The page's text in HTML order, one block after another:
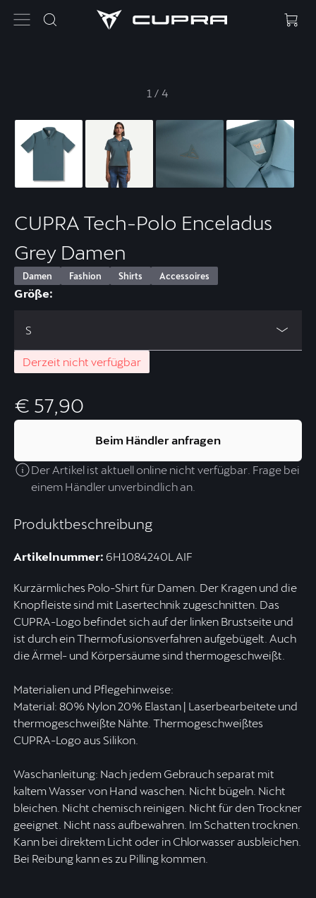
1 /4
Produktbeschreibung
Artikelnummer: 6H1084240L AIF
Kurzärmliches Polo-Shirt für Damen. Der Kragen und die
Knopfleiste sind mit Lasertechnik zugeschnitten. Das
CUPRA-Logo befindet sich auf der linken Brustseite und
ist durch ein Thermofusionsverfahren aufgebügelt. Auch
die Ärmel- und Körpersäume sind thermogeschweißt.
Materialien und Pflegehinweise:
Material: 80% Nylon 20% Elastan | Laserbearbeitete und
thermogeschweißte Nähte. Thermogeschweißtes
CUPRA-Logo aus Silikon.
Waschanleitung: Nach jedem Gebrauch separat mit
kaltem Wasser von Hand waschen. Nicht bügeln. Nicht
bleichen. Nicht chemisch reinigen. Nicht für den Trockner
geeignet. Nicht nass aufbewahren. Im Schatten trocknen.
Kann bei direktem Licht oder in Chlorwasser ausbleichen.
Bei Reibung kann es zu Pilling kommen.
CUPRA Tech-Polo Enceladus
Grey Damen
Damen Fashion Shirts Accessoires
Größe:
S
Derzeit nicht verfügbar
€ 57,90
Beim Händler anfragen
Der Artikel ist aktuell online nicht verfügbar. Frage bei
einem Händler unverbindlich an.